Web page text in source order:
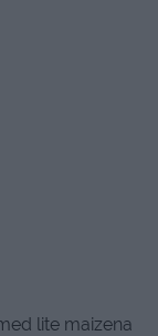
lite maizena